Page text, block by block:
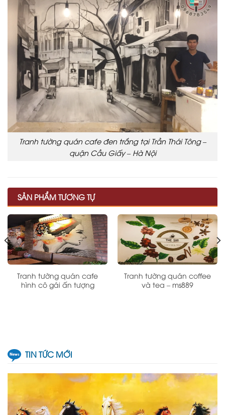
Tranh tường quán cafe đen trắng tại Trần Thái Tông –
quận Cầu Giấy – Hà Nội
SẢN PHẨM TƯƠNG TỰ
Tranh tường quán cafe
hình cô gái ấn tượng
Tranh tường quán coffee
và tea – ms889
TIN TỨC MỚI